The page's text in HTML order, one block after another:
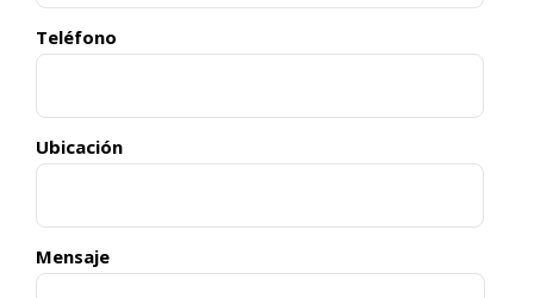
Teléfono
Ubicación
Mensaje